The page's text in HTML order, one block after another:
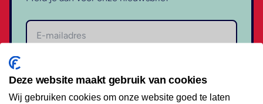
Deze website maakt gebruik van cookies
Wij gebruiken cookies om onze website goed te laten